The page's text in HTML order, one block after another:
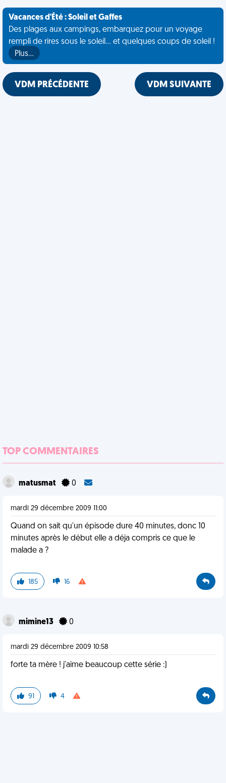
Vacances d'Été : Soleil et Gaffes
Des plages aux campings, embarquez pour un voyage
rempli de rires sous le soleil... et quelques coups de soleil !
Plus…
VDM PRÉCÉDENTE VDM SUIVANTE
TOP COMMENTAIRES
matusmat 0
mardi 29 décembre 2009 11:00
Quand on sait qu'un épisode dure 40 minutes, donc 10
minutes après le début elle a déja compris ce que le
malade a ?
185 16
mimine13 0
mardi 29 décembre 2009 10:58
forte ta mère ! j'aime beaucoup cette série :)
91 4